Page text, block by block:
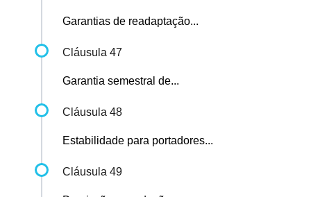
Garantias de readaptação...
Cláusula 47
Garantia semestral de...
Cláusula 48
Estabilidade para portadores...
Cláusula 49